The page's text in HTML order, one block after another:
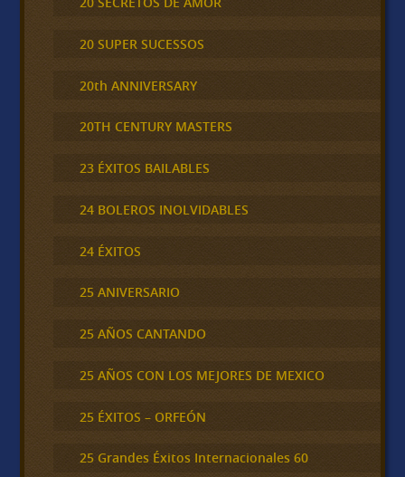
20 SUPER SUCESSOS
20th ANNIVERSARY
20TH CENTURY MASTERS
23 ÉXITOS BAILABLES
24 BOLEROS INOLVIDABLES
24 ÉXITOS
25 ANIVERSARIO
25 AÑOS CANTANDO
25 AÑOS CON LOS MEJORES DE MEXICO
25 ÉXITOS – ORFEÓN
25 Grandes Éxitos Internacionales 60